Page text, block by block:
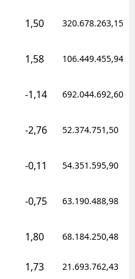
1,50 320.678.263,15
1,58 106.449.455,94
-1,14 692.044.692,60
-2,76 52.374.751,50
-0,11 54.351.595,90
-0,75 63.190.488,98
1,80 68.184.250,48
1,73 21.693.762,43